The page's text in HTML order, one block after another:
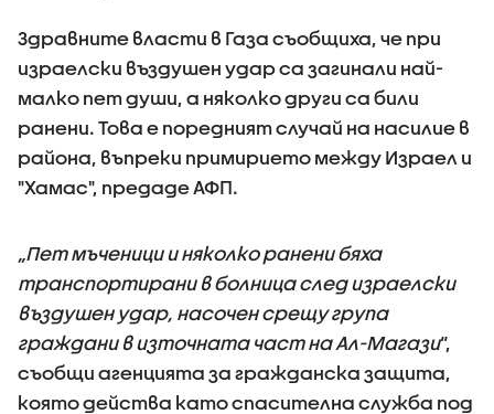
Здравните власти в Газа съобщиха, че при
израелски въздушен удар са загинали най-
малко пет души, а няколко други са били
ранени. Това е поредният случай на насилие в
района, въпреки примирието между Израел и
"Хамас", предаде АФП.
„Пет мъченици и няколко ранени бяха
транспортирани в болница след израелски
въздушен удар, насочен срещу група
граждани в източната част на Ал-Магази“,
съобщи агенцията за гражданска защита,
която действа като спасителна служба под